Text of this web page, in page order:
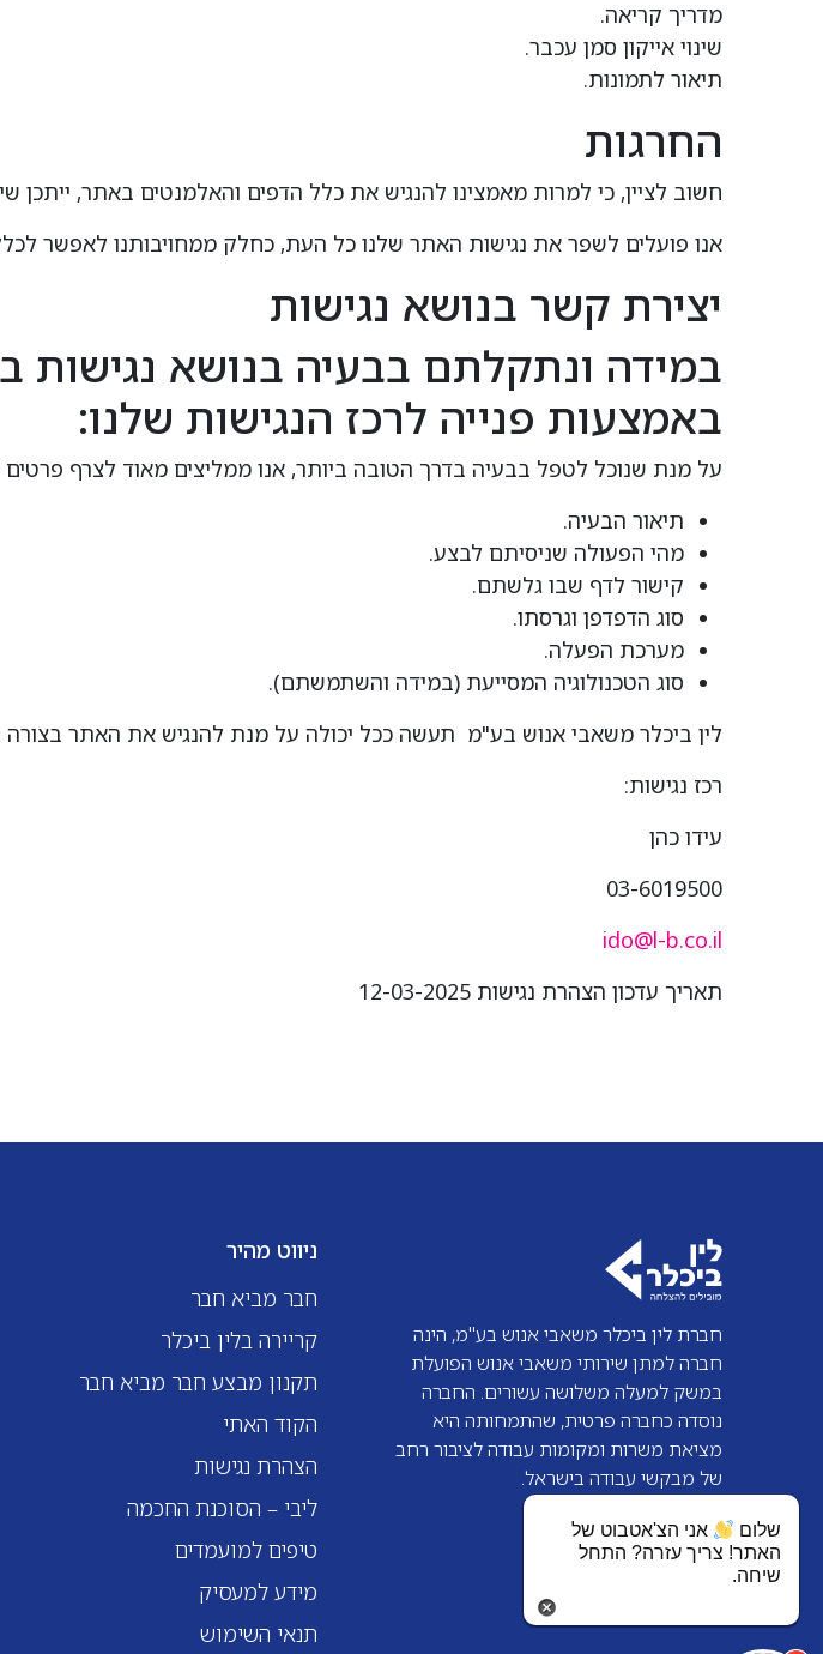
מדריך קריאה.
שינוי אייקון סמן עכבר.
תיאור לתמונות.
החרגות
חשוב לציין, כי למרות מאמצינו להנגיש את כלל הדפים והאלמנטים באתר, ייתכן
אנו פועלים לשפר את נגישות האתר שלנו כל העת, כחלק ממחויבותנו לאפשר
יצירת קשר בנושא נגישות
במידה ונתקלתם בבעיה בנושא
באמצעות פנייה לרכז הנגישות שלנו:
על מנת שנוכל לטפל בבעיה בדרך הטובה ביותר, אנו ממליצים מאוד לצרף פרטים
תיאור הבעיה.
מהי הפעולה שניסיתם לבצע.
קישור לדף שבו גלשתם.
סוג הדפדפן וגרסתו.
מערכת הפעלה.
סוג הטכנולוגיה המסייעת (במידה והשתמשתם).
לין ביכלר משאבי אנוש בע"מ תעשה ככל יכולה על מנת להנגיש את האתר בצורה
רכז נגישות:
עידו כהן
03-6019500
ido@l-b.co.il
תאריך עדכון הצהרת נגישות 12-03-2025
חברת לין ביכלר משאבי אנוש בע"מ, הינה
חברה למתן שירותי משאבי אנוש הפועלת
במשק למעלה משלושה עשורים. החברה
נוסדה כחברה פרטית, שהתמחותה היא
מציאת משרות ומקומות עבודה לציבור רחב
של מבקשי עבודה בישראל.
ניווט מהיר
חבר מביא חבר
קריירה בלין ביכלר
תקנון מבצע חבר מביא חבר
הקוד האתי
הצהרת נגישות
ליבי – הסוכנת החכמה
טיפים למועמדים
מידע למעסיק
תנאי השימוש
שלום
אני הצ'אטבוט של
האתר! צריך עזרה? התחל
שיחה.